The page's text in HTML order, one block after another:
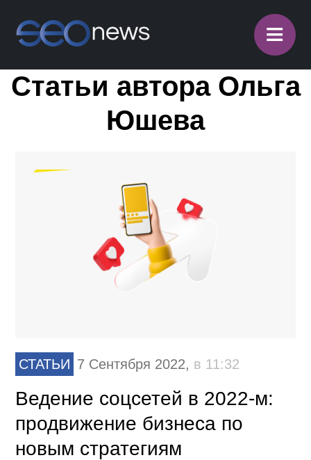
≡
Статьи автора Ольга
Юшева
СТАТЬИ 7 Сентября 2022, в 11:32
Ведение соцсетей в 2022-м:
продвижение бизнеса по
новым стратегиям